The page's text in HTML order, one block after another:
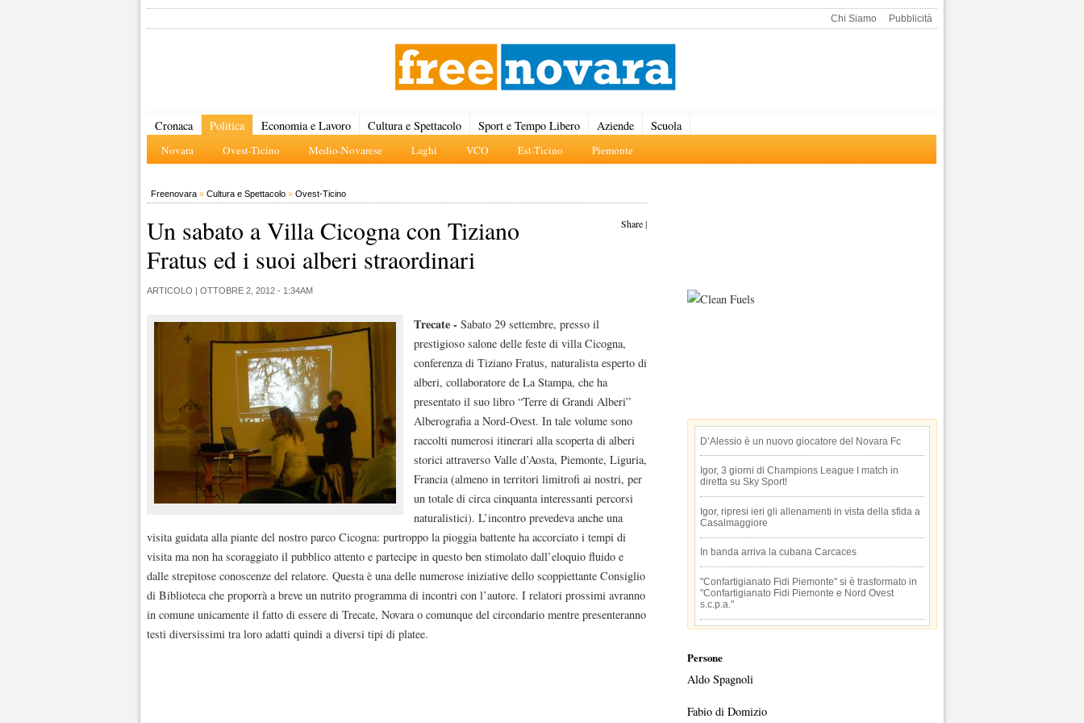
Chi Siamo Pubblicità
Cronaca Politica
Novara Ovest-Ticino Medio-Novarese Laghi VCO Est-Ticino Piemonte
Economia e Lavoro Cultura e Spettacolo Sport e Tempo Libero Aziende Scuola
Freenovara » Cultura e Spettacolo » Ovest-Ticino
Share|
Un sabato a Villa Cicogna con Tiziano
Fratus ed i suoi alberi straordinari
ARTICOLO | OTTOBRE 2, 2012 - 1:34AM
Trecate - Sabato 29 settembre, presso il
prestigioso salone delle feste di villa Cicogna,
conferenza di Tiziano Fratus, naturalista esperto di
alberi, collaboratore de La Stampa, che ha
presentato il suo libro “Terre di Grandi Alberi”
Alberografia a Nord-Ovest. In tale volume sono
raccolti numerosi itinerari alla scoperta di alberi
storici attraverso Valle d’Aosta, Piemonte, Liguria,
Francia (almeno in territori limitrofi ai nostri, per
un totale di circa cinquanta interessanti percorsi
naturalistici). L’incontro prevedeva anche una
visita guidata alla piante del nostro parco Cicogna: purtroppo la pioggia battente ha accorciato i tempi di
visita ma non ha scoraggiato il pubblico attento e partecipe in questo ben stimolato dall’eloquio fluido e
dalle strepitose conoscenze del relatore. Questa è una delle numerose iniziative dello scoppiettante Consiglio
di Biblioteca che proporrà a breve un nutrito programma di incontri con l’autore. I relatori prossimi avranno
in comune unicamente il fatto di essere di Trecate, Novara o comunque del circondario mentre presenteranno
testi diversissimi tra loro adatti quindi a diversi tipi di platee.
D’Alessio è un nuovo giocatore del Novara Fc
Igor, 3 giorni di Champions League I match in
diretta su Sky Sport!
Igor, ripresi ieri gli allenamenti in vista della sfida a
Casalmaggiore
In banda arriva la cubana Carcaces
"Confartigianato Fidi Piemonte" si è trasformato in
"Confartigianato Fidi Piemonte e Nord Ovest
s.c.p.a."
Persone
Aldo Spagnoli
Fabio di Domizio